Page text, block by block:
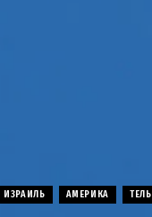
ИЗРАИЛЬ АМЕРИКА